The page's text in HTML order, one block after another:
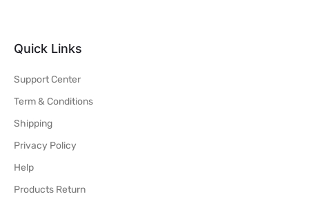
Quick Links
Support Center
Term & Conditions
Shipping
Privacy Policy
Help
Products Return